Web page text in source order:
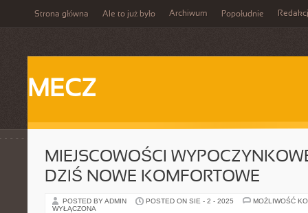
Strona główna Ale to już było Archiwum Popołudnie
MECZ
MIEJSCOWOŚCI
DZIŚ NOWE KOMFORTOWE
POSTED BY ADMIN POSTED ON SIE - 2 - 2025
MOŻLIWOŚĆ
WYŁĄCZONA